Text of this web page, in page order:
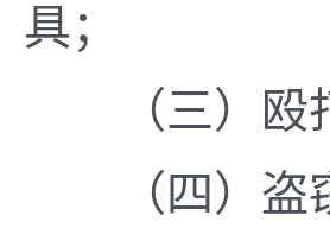
具；
（三）殴打
（四）盗窃